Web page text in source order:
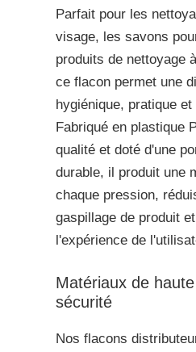
Parfait pour les
visage, les savons
produits de nettoyage
ce flacon permet une
hygiénique, pratique et
Fabriqué en plastique
qualité et doté d'une
durable, il produit une
chaque pression,
gaspillage de produit
l'expérience de
Matériaux de
sécurité
Nos flacons